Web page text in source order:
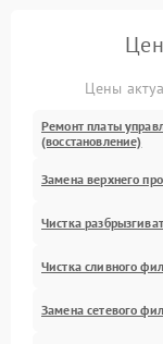
Цены
Ремонт платы
(восстановление)
Замена верхнего
Чистка
Чистка сливного
Замена сетевого